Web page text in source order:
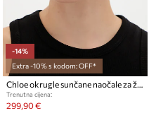
-14%
Extra -10% s kodom: OFF*
Chloe okrugle sunčane naočale za žene
Trenutna cijena:
299,90 €